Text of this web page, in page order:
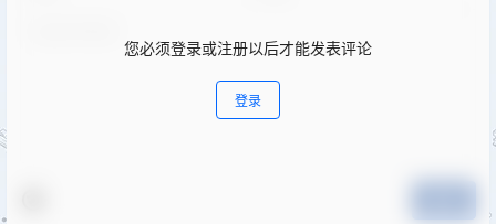
您必须登录或注册以后才能发表评论
登录